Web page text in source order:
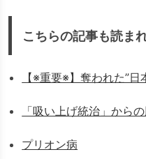
こちらの記事も読ま
【※重要※】奪われた”日
「吸い上げ統治」から
プリオン病